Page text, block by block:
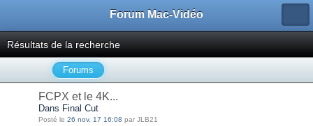
Forum Mac-Vidéo
Résultats de la recherche
Forums
FCPX et le 4K...
Dans Final Cut
Posté le 26 nov. 17 16:08 par JLB21